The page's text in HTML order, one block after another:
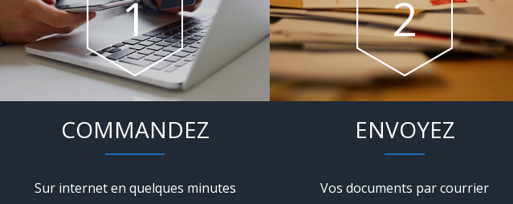
COMMANDEZ
Sur internet en quelques minutes
ENVOYEZ
Vos documents par courrier